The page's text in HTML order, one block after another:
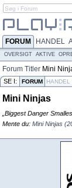
FORUM HANDEL
OVERSIGT AKTIVE
Forum Titler Mini
SE I: FORUM HANDEL
Mini Ninjas
„Biggest Danger
Mente du: Mini Ninjas